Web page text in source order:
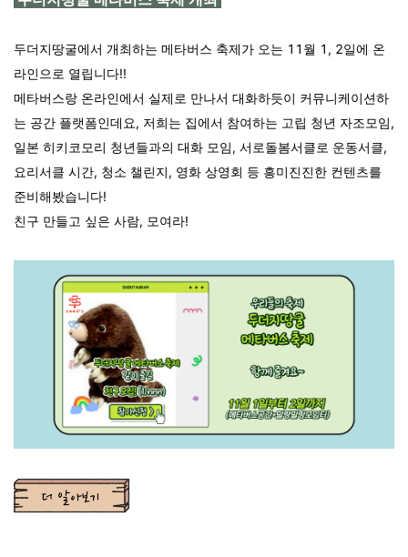
두더지땅굴에서 개최하는 메타버스 축제가 오는 11월 1, 2일에 온
라인으로 열립니다!!
메타버스랑 온라인에서 실제로 만나서 대화하듯이 커뮤니케이션하
는 공간 플랫폼인데요, 저희는 집에서 참여하는 고립 청년 자조모임,
일본 히키코모리 청년들과의 대화 모임, 서로돌봄서클로 운동서클,
요리서클 시간, 청소 챌린지, 영화 상영회 등 흥미진진한 컨텐츠를
준비해봤습니다!
친구 만들고 싶은 사람, 모여라!